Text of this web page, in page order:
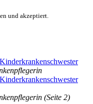
und akzeptiert.
(Seite 2)